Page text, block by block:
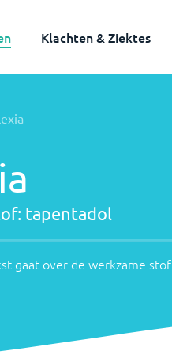
Klachten & Ziektes
tapentadol
gaat over de werkzame stof